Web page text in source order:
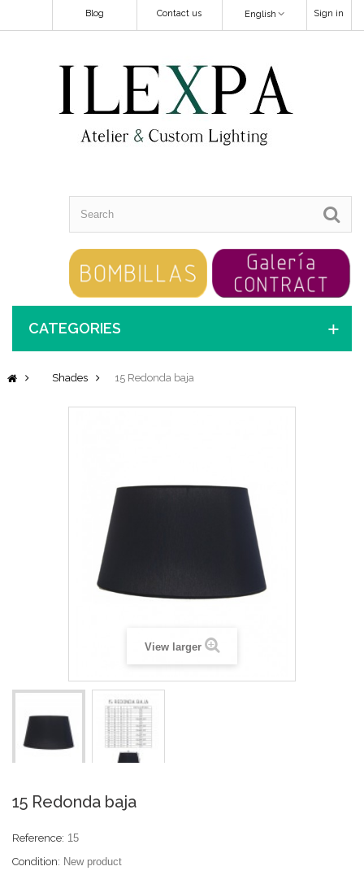
Sign in
English
Contact us
Blog
CATEGORIES
Shades 15 Redonda baja
View larger
15 Redonda baja
Reference: 15
Condition: New product